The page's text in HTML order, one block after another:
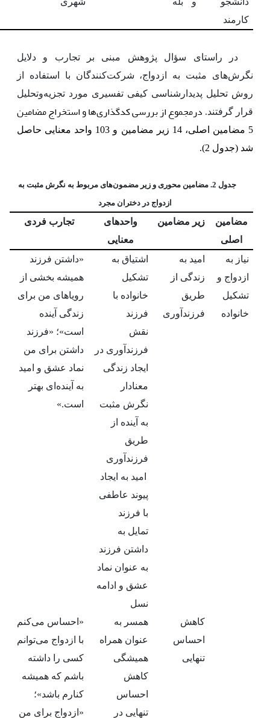
کارمند
در راستای سؤال پژوهش مبنی بر تجارب و دلایل
نگرش‌های مثبت به ازدواج، شرکت‌کنندگان با استفاده از
روش تحلیل پدیدارشناسی کیفی تفسیری مورد تجزیه‌وتحلیل
قرار گرفتند. درمجموع از بررسی کدگذاری‌ها و استخراج مضامین
5 مضامین اصلی، 14 زیر مضامین و 103 واحد معنایی
حاصل
شد (جدول 2).
جدول 2. مضامین محوری و زیر مضمون‌های مربوط به نگرش مثبت به
ازدواج در دختران مجرد
مضامین
اصلی
زیر مضامین
واحدهای
معنایی
تجارب فردی
نیاز به
ازدواج و
تشکیل
خانواده
امید به
زندگی از
طریق
فرزندآوری
اشتیاق به
تشکیل
خانواده با
فرزند
نقش
فرزندآوری در
ایجاد زندگی
معنادار
نگرش مثبت
به آینده از
طریق
فرزندآوری
امید به ایجاد
پیوند عاطفی
با فرزند
تمایل به
داشتن فرزند
به عنوان نماد
عشق و ادامه
نسل
«داشتن فرزند
همیشه بخشی از
رویاهای من برای
زندگی آینده
است»؛ «فرزند
داشتن برای من
نماد عشق و امید
به آینده‌ای بهتر
است.»
کاهش
احساس
تنهایی
همسر به
عنوان همراه
همیشگی
کاهش
احساس
تنهایی در
«احساس می‌کنم
با ازدواج می‌توانم
کسی را داشته
باشم که همیشه
کنارم باشد»؛
«ازدواج برای من